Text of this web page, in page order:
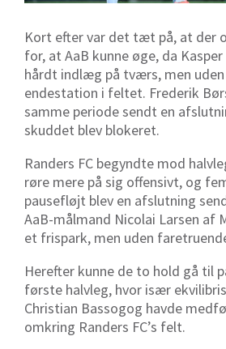
Kort efter var det tæt på, at der
for, at AaB kunne øge, da
hårdt indlæg på tværs, men
endestation i feltet. Frederik
samme periode sendt en
skuddet blev blokeret.
Randers FC begyndte mod
røre mere på sig offensivt, og
pausefløjt blev en afslutning
AaB-målmand Nicolai Larsen af
et frispark, men uden
Herefter kunne de to hold gå til
første halvleg, hvor især
Christian Bassogog havde
omkring Randers FC’s felt.